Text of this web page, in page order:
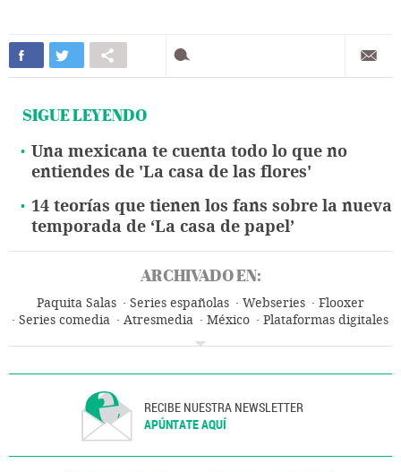
SIGUE LEYENDO
Una mexicana te cuenta todo lo que no
entiendes de 'La casa de las flores'
14 teorías que tienen los fans sobre la nueva
temporada de ‘La casa de papel’
ARCHIVADO EN:
Paquita Salas Series españolas Webseries
Flooxer
Series comedia
Atresmedia México
Plataformas digitales
Programa televisión
América Programación
Empresas
Internet
Telecomunicaciones
Comunicaciones Comunicación
RECIBE NUESTRA NEWSLETTER
APÚNTATE AQUÍ